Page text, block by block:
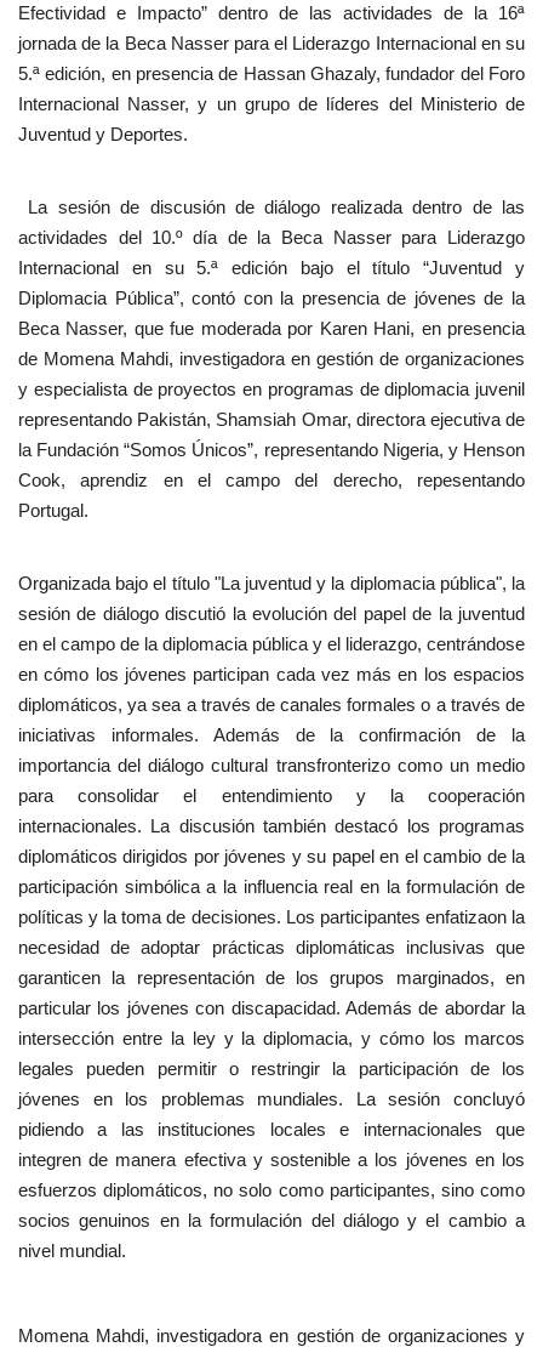
Efectividad e Impacto” dentro de las actividades de la 16ª
jornada de la Beca Nasser para el Liderazgo Internacional en su
5.ª edición, en presencia de Hassan Ghazaly, fundador del Foro
Internacional Nasser, y un grupo de líderes del Ministerio de
Juventud y Deportes.
La sesión de discusión de diálogo realizada dentro de las
actividades del 10.º día de la Beca Nasser para Liderazgo
Internacional en su 5.ª edición bajo el título “Juventud y
Diplomacia Pública”, contó con la presencia de jóvenes de la
Beca Nasser, que fue moderada por Karen Hani, en presencia
de Momena Mahdi, investigadora en gestión de organizaciones
y especialista de proyectos en programas de diplomacia juvenil
representando Pakistán, Shamsiah Omar, directora ejecutiva de
la Fundación “Somos Únicos”, representando Nigeria, y Henson
Cook, aprendiz en el campo del derecho, repesentando
Portugal.
Organizada bajo el título "La juventud y la diplomacia pública", la
sesión de diálogo discutió la evolución del papel de la juventud
en el campo de la diplomacia pública y el liderazgo, centrándose
en cómo los jóvenes participan cada vez más en los espacios
diplomáticos, ya sea a través de canales formales o a través de
iniciativas informales. Además de la confirmación de la
importancia del diálogo cultural transfronterizo como un medio
para consolidar el entendimiento y la cooperación
internacionales. La discusión también destacó los programas
diplomáticos dirigidos por jóvenes y su papel en el cambio de la
participación simbólica a la influencia real en la formulación de
políticas y la toma de decisiones. Los participantes enfatizaon la
necesidad de adoptar prácticas diplomáticas inclusivas que
garanticen la representación de los grupos marginados, en
particular los jóvenes con discapacidad. Además de abordar la
intersección entre la ley y la diplomacia, y cómo los marcos
legales pueden permitir o restringir la participación de los
jóvenes en los problemas mundiales. La sesión concluyó
pidiendo a las instituciones locales e internacionales que
integren de manera efectiva y sostenible a los jóvenes en los
esfuerzos diplomáticos, no solo como participantes, sino como
socios genuinos en la formulación del diálogo y el cambio a
nivel mundial.
Momena Mahdi, investigadora en gestión de organizaciones y